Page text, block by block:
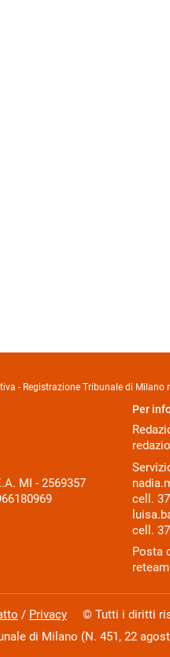
- Registrazione Tribunale di Milano
MI - 2569357
Per
cell.
cell.
Posta
/ Privacy © Tutti i diritti
di Milano (N. 451, 22